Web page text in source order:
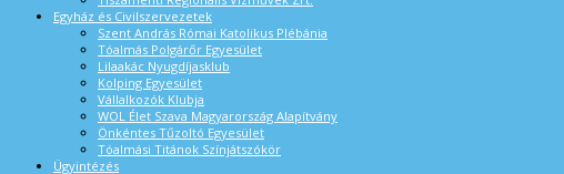
Egyház és Civilszervezetek
Szent András Római Katolikus Plébánia
Tóalmás Polgárőr Egyesület
Lilaakác Nyugdíjasklub
Kolping Egyesület
Vállalkozók Klubja
WOL Élet Szava Magyarország Alapítvány
Önkéntes Tűzoltó Egyesület
Tóalmási Titánok Színjátszókör
Ügyintézés